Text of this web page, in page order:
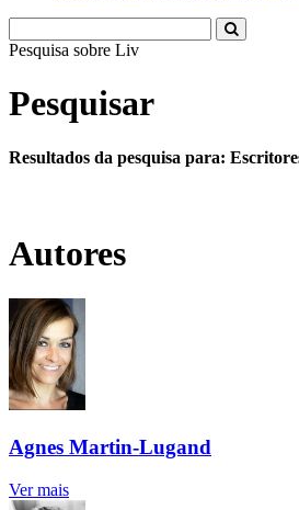
Pesquisa sobre Literatura
Pesquisar
Resultados da pesquisa para:
Autores
Agnes Martin-Lugand
Ver mais